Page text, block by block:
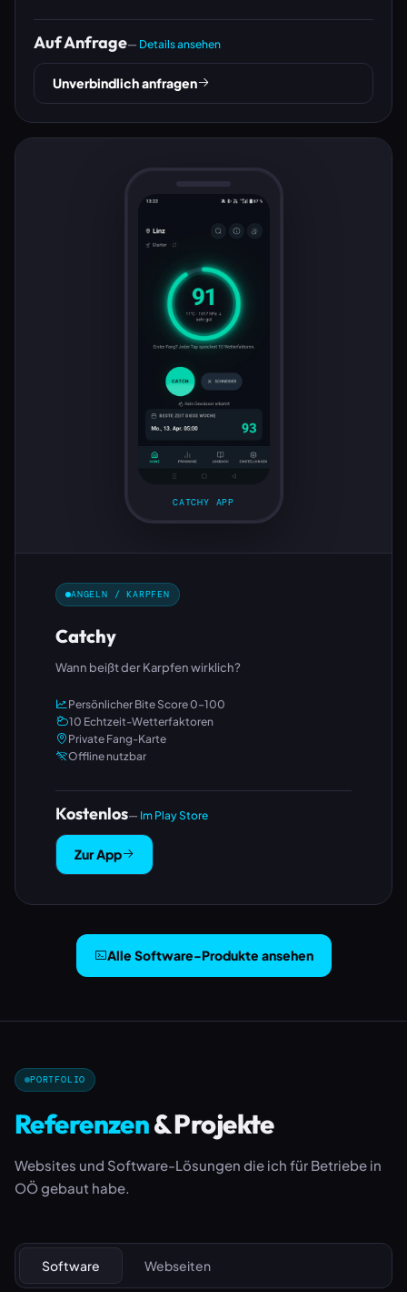
Auf Anfrage— Details ansehen
Unverbindlich anfragen
CATCHY APP
ANGELN / KARPFEN
Catchy
Wann beißt der Karpfen wirklich?
Persönlicher Bite Score 0–100
10 Echtzeit-Wetterfaktoren
Private Fang-Karte
Offline nutzbar
Kostenlos— Im Play Store
Zur App
Alle Software-Produkte ansehen
PORTFOLIO
Referenzen& Projekte
Websites und Software-Lösungen die ich für Betriebe in
OÖ gebaut habe.
Software Webseiten